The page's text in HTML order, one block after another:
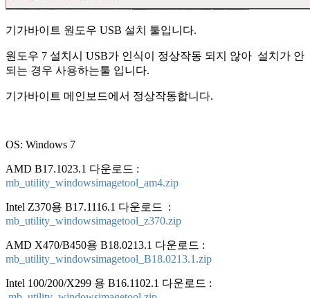
기가바이트 원도우 USB 설치 툴입니다.
원도우 7 설치시 USB가 인식이 정상작동 되지 않아 설치가 안
되는 경우 사용하는툴 입니다.
기가바이트 메인보드에서 정상작동합니다.
OS: Windows 7
AMD B17.1023.1 다운로드 :
mb_utility_windowsimagetool_am4.zip
Intel Z370용 B17.1116.1 다운로드 :
mb_utility_windowsimagetool_z370.zip
AMD X470/B450용 B18.0213.1 다운로드 :
mb_utility_windowsimagetool_B18.0213.1.zip
Intel 100/200/X299 용 B16.1102.1 다운로드 :